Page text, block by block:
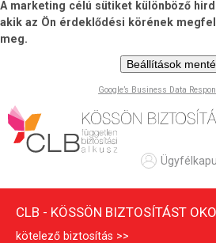
A marketing célú sütiket különböző
akik az Ön érdeklődési körének
meg.
Beállítások
Google’s Business Data
Ugrás
a
tartalomra
L
B
Ügyfélkapu
CLB - KÖSSÖN BIZTOSÍTÁST
kötelező biztosítás